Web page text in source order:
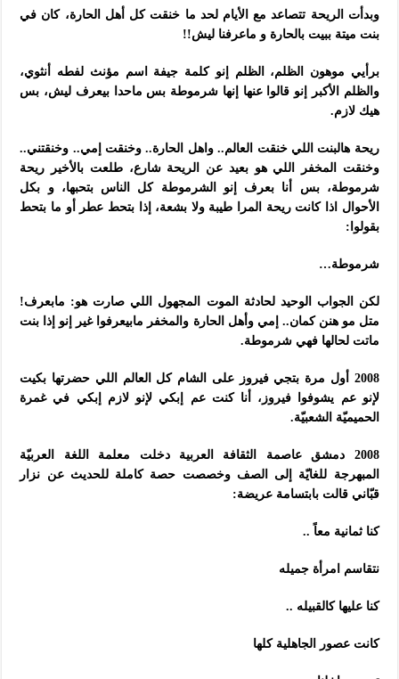
وبدأت الريحة تتصاعد مع الأيام لحد ما خنقت كل أهل الحارة، كان في
بنت ميتة ببيت بالحارة و ماعرفنا ليش!!
برأيي موهون الظلم، الظلم إنو كلمة جيفة اسم مؤنث لفطه أنثوي،
والظلم الأكبر إنو قالوا عنها إنها شرموطة بس ماحدا بيعرف ليش، بس
هيك لازم.
ريحة هالبنت اللي خنقت العالم.. واهل الحارة.. وخنقت إمي.. وخنقتني..
وخنقت المخفر اللي هو بعيد عن الريحة شارع، طلعت بالأخير ريحة
شرموطة، بس أنا بعرف إنو الشرموطة كل الناس بتحبها، و بكل
الأحوال اذا كانت ريحة المرا طيبة ولا بشعة، إذا بتحط عطر أو ما بتحط
بقولوا:
شرموطة…
لكن الجواب الوحيد لحادثة الموت المجهول اللي صارت هو: مابعرف!
متل مو هنن كمان.. إمي وأهل الحارة والمخفر مابيعرفوا غير إنو إذا بنت
ماتت لحالها فهي شرموطة.
2008 أول مرة بتجي فيروز على الشام كل العالم اللي حضرتها بكيت
لإنو عم يشوفوا فيروز، أنا كنت عم إبكي لإنو لازم إبكي في غمرة
الحميميّة الشعبيّة.
2008 دمشق عاصمة الثقافة العربية دخلت معلمة اللغة العربيّة
المبهرجة للغايّة إلى الصف وخصصت حصة كاملة للحديث عن نزار
قبّاني قالت بابتسامة عريضة:
كنا ثمانية معاً ..
نتقاسم امرأة جميله
كنا عليها كالقبيله ..
كانت عصور الجاهلية كلها